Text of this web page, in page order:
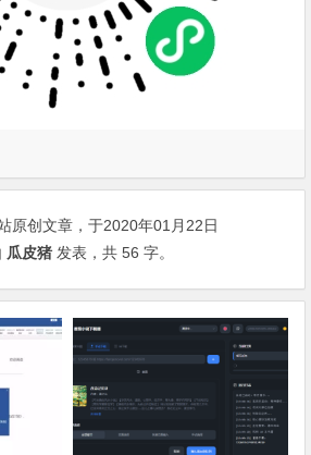
原创文章，于2020年01月22日
瓜皮猪 发表，共 56 字。